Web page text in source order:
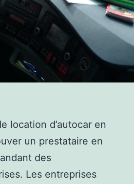
location d’autocar en
un prestataire en
des
Les entreprises